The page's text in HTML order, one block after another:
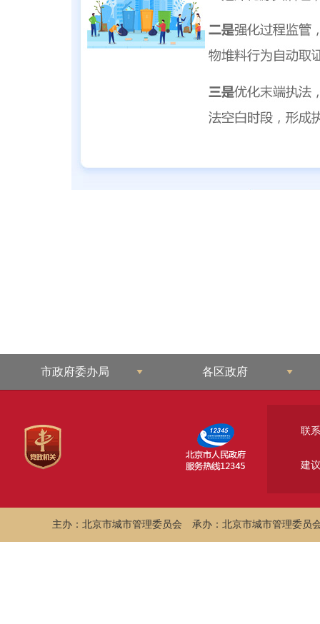
市政府委办局 各区政府
联
建
主办：北京市城市管理委员会 承办：北京市城市管理委员